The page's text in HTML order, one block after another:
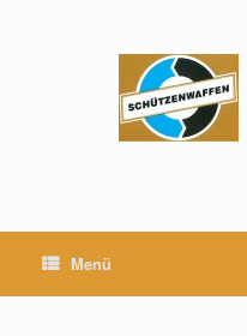
Menü